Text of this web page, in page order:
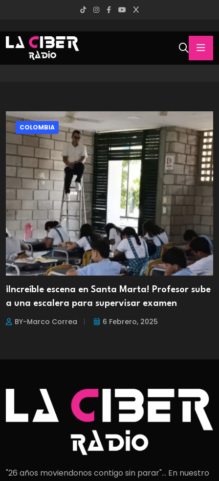
COLOMBIA
¡Increíble escena en Santa Marta! Profesor sube
a una escalera para supervisar examen
BY-Marco Correa 6 Febrero, 2025
"26 años moviendonos contigo sin parar"... En nuestro